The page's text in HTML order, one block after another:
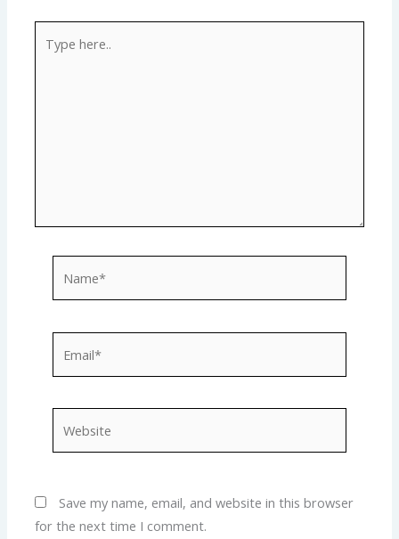
here..
Save my name, email, and website in this browser
for the next time I comment.